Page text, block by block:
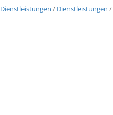
Dienstleistungen / Dienstleistungen /